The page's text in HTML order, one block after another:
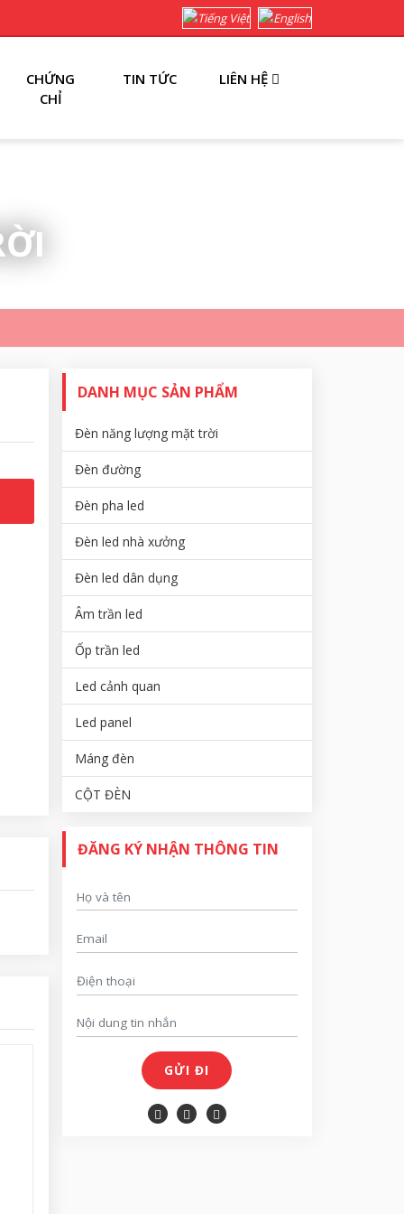
CHỨNG
CHỈ
TIN TỨC LIÊN HỆ
DANH MỤC SẢN PHẨM
Đèn năng lượng mặt trời
Đèn đường
Đèn pha led
Đèn led nhà xưởng
Đèn led dân dụng
Âm trần led
Ốp trần led
Led cảnh quan
Led panel
Máng đèn
CỘT ĐÈN
ĐĂNG KÝ NHẬN THÔNG TIN
GỬI ĐI